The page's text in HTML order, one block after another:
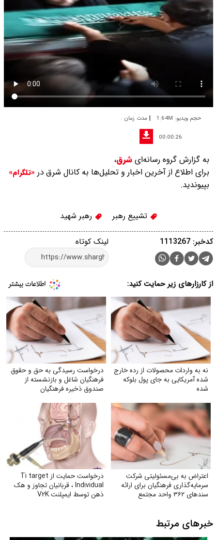
حجم ویدیو: 1.64M | مدت زمان :
00:00:26
به گزارش گروه رسانه‌ایشرق،
برای اطلاع از آخرین اخبار و تحلیل‌ها به کانال شرق در «تلگرام»
بپیوندید.
تشییع رهبر رهبر شهید
لینک کوتاه کدخبر: 1113267
از کارزارهای زیر حمایت کنید:
نه به واردات محصولات از رده خارج
شده آمریکایی به جای پول بلوکه
شده
درخواست رسیدگی به حق و حقوق
فرهنگیان شاغل و بازنشسته از
صندوق ذخیره فرهنگیان
اعتراض به بی‌مسئولیتی شرکت
سرمایه‌گذاری فرهنگیان برای ارائه
سندهای ۳۶۲ واحد مجتمع
درخواست حمایت از Ti target
Individual ، قربانیان تجاوز و هک
ذهن توسط ایمپلنت V۲K
خبرهای مرتبط